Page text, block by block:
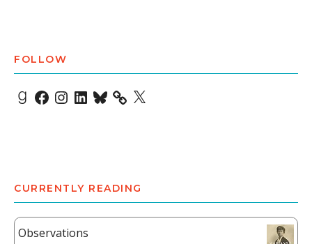
FOLLOW
Goodreads
Facebook
Instagram
LinkedIn
Bluesky X
CURRENTLY READING
Observations